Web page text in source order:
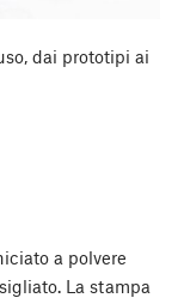
dai prototipi ai
a polvere
La stampa